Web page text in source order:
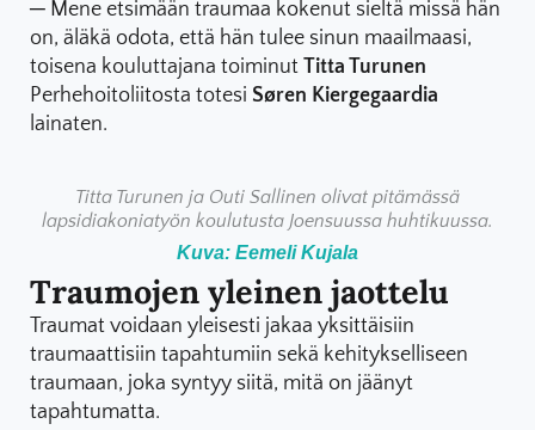
─ Mene etsimään traumaa kokenut sieltä missä hän
on, äläkä odota, että hän tulee sinun maailmaasi,
toisena kouluttajana toiminut Titta Turunen
Perhehoitoliitosta totesi Søren Kiergegaardia
lainaten.
Titta Turunen ja Outi Sallinen olivat pitämässä
lapsidiakoniatyön koulutusta Joensuussa huhtikuussa.
Kuva: Eemeli Kujala
Traumojen yleinen jaottelu
Traumat voidaan yleisesti jakaa yksittäisiin
traumaattisiin tapahtumiin sekä kehitykselliseen
traumaan, joka syntyy siitä, mitä on jäänyt
tapahtumatta.